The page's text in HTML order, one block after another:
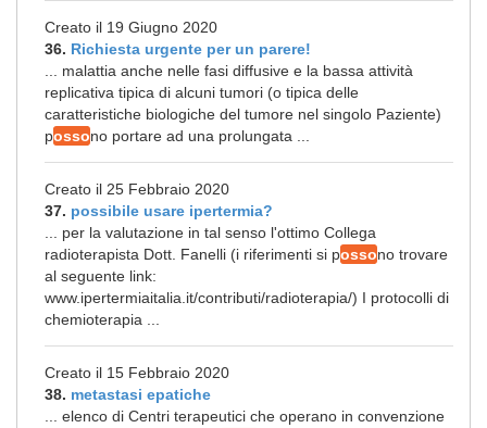
Creato il 19 Giugno 2020
36. Richiesta urgente per un parere!
... malattia anche nelle fasi diffusive e la bassa attività
replicativa tipica di alcuni tumori (o tipica delle
caratteristiche biologiche del tumore nel singolo Paziente)
possono portare ad una prolungata ...
Creato il 25 Febbraio 2020
37. possibile usare ipertermia?
... per la valutazione in tal senso l'ottimo Collega
radioterapista Dott. Fanelli (i riferimenti si possono trovare
al seguente link:
www.ipertermiaitalia.it/contributi/radioterapia/) I protocolli di
chemioterapia ...
Creato il 15 Febbraio 2020
38. metastasi epatiche
... elenco di Centri terapeutici che operano in convenzione